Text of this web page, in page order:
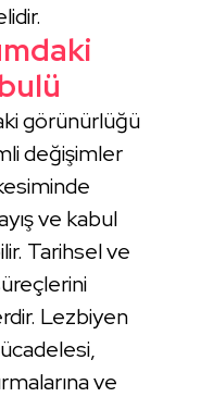
görünürlüğü
değişimler
ve kabul
Tarihsel ve
Lezbiyen
ve